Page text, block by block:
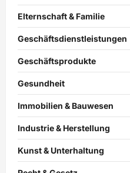
Elternschaft & Familie
Geschäftsdienstleistungen
Geschäftsprodukte
Gesundheit
Immobilien & Bauwesen
Industrie & Herstellung
Kunst & Unterhaltung